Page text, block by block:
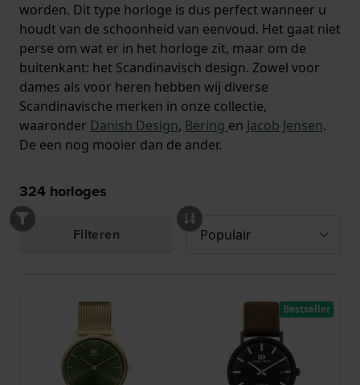
worden. Dit type horloge is dus perfect wanneer u
houdt van de schoonheid van eenvoud. Het gaat niet
perse om wat er in het horloge zit, maar om de
buitenkant: het Scandinavisch design. Zowel voor
dames als voor heren hebben wij diverse
Scandinavische merken in onze collectie,
waaronder Danish Design, Bering en Jacob Jensen.
De een nog mooier dan de ander.
324 horloges
Filteren
Bestseller